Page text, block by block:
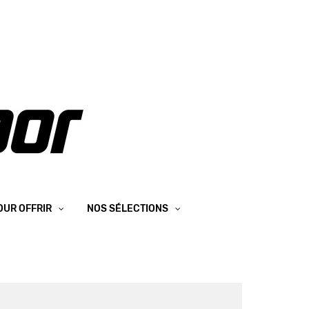
OFFRIR NOS SÉLECTIONS